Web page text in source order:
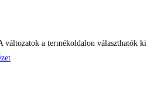
változatok a termékoldalon választhatók ki